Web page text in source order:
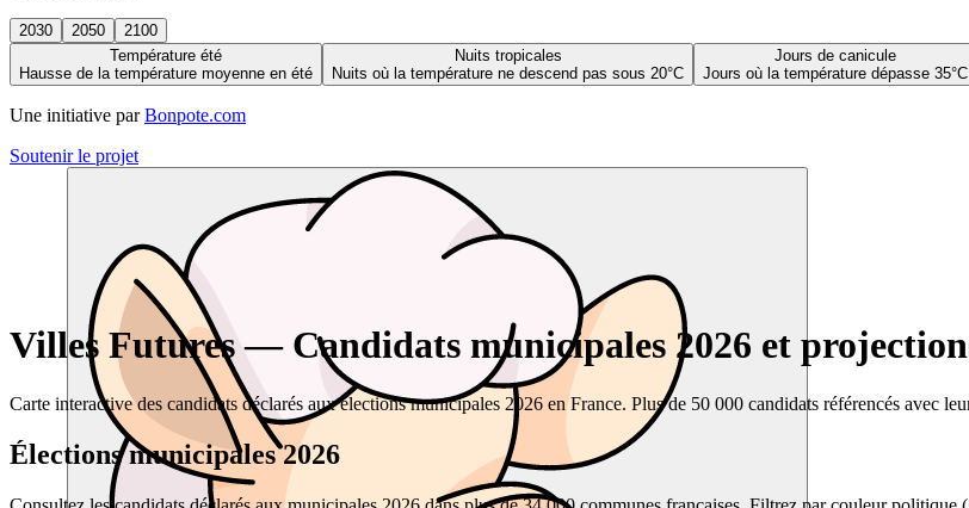
2030 2050
2100
Température été
Hausse de la température moyenne en été
Nuits tropicales
Nuits où la température ne descend pas sous 20°C
Jours de canicule
Jours où la température dépasse 35°C
Une initiative par Bonpote.com
Soutenir le projet
Villes Futures — Candidats municipales 2026 et
Carte interactive des candidats déclarés aux élections municipales 2026 en France. Plus de 50 000 candidats référencés avec
Élections municipales 2026